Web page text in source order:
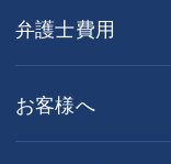
弁護士費用
お客様へ